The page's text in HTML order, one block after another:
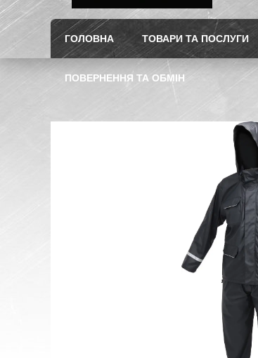
ГОЛОВНА ТОВАРИ ТА ПОСЛУГИ
ПОВЕРНЕННЯ ТА ОБМІН